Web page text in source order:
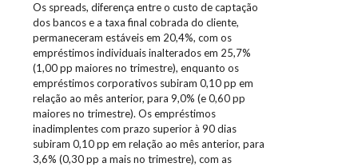
Os spreads, diferença entre o custo de captação
dos bancos e a taxa final cobrada do cliente,
permaneceram estáveis em 20,4%, com os
empréstimos individuais inalterados em 25,7%
(1,00 pp maiores no trimestre), enquanto os
empréstimos corporativos subiram 0,10 pp em
relação ao mês anterior, para 9,0% (e 0,60 pp
maiores no trimestre). Os empréstimos
inadimplentes com prazo superior à 90 dias
subiram 0,10 pp em relação ao mês anterior, para
3,6% (0,30 pp a mais no trimestre), com as